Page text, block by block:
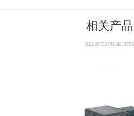
相关产品
RELATED PRODUCTS
——